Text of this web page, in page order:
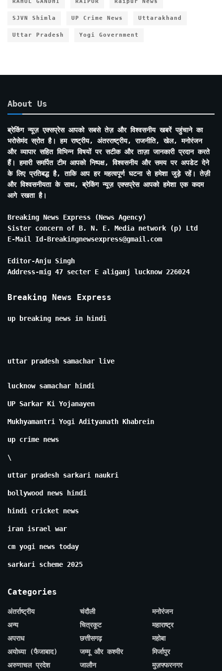
SJVN Shimla UP Crime News Uttarakhand
Uttar Pradesh Yogi Government
About Us
ब्रेकिंग न्यूज़ एक्सप्रेस आपको सबसे तेज़ और विश्वसनीय खबरें पहुंचाने का
भरोसेमंद स्रोत है। हम राष्ट्रीय, अंतरराष्ट्रीय, राजनीति, खेल, मनोरंजन
और व्यापार सहित विभिन्न विषयों पर सटीक और ताज़ा जानकारी प्रदान करते
हैं। हमारी समर्पित टीम आपको निष्पक्ष, विश्वसनीय और समय पर अपडेट देने
के लिए प्रतिबद्ध है, ताकि आप हर महत्वपूर्ण घटना से हमेशा जुड़े रहें। तेज़ी
और विश्वसनीयता के साथ, ब्रेकिंग न्यूज़ एक्सप्रेस आपको हमेशा एक कदम
आगे रखता है।
Breaking News Express (News Agency)
Sister concern of B. N. E. Media network (p) Ltd
E-Mail Id-Breakingnewsexpress@gmail.com
Editor-Anju Singh
Address-mig 47 secter E aliganj lucknow 226024
Breaking News Express
up breaking news in hindi
uttar pradesh samachar live
lucknow samachar hindi
UP Sarkar Ki Yojanayen
Mukhyamantri Yogi Adityanath Khabrein
up crime news
\
uttar pradesh sarkari naukri
bollywood news hindi
hindi cricket news
iran israel war
cm yogi news today
sarkari scheme 2025
Categories
अंतर्राष्ट्रीय
अन्य
अपराध
अयोध्या (फैजाबाद)
अरुणाचल प्रदेश
चंदौली
चित्रकूट
छत्तीसगढ़
जम्मू और कश्मीर
जालौन
मनोरंजन
महाराष्ट्र
महोबा
मिर्जापुर
मुज़फ्फरनगर